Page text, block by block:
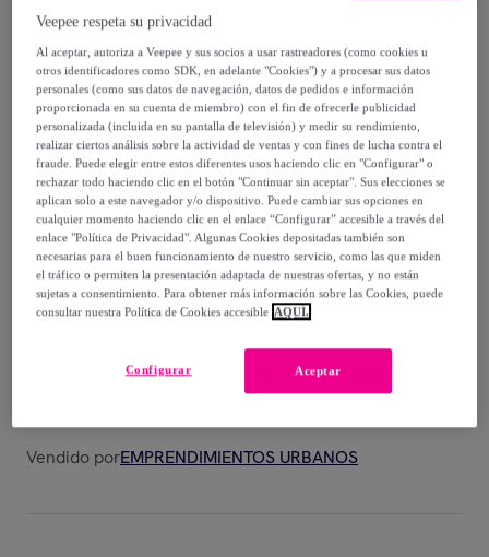
Martillo de emergencia multifunción Seleter,
con linterna LED, rompecristales,
cortacinturones y pilas de botón incluidas.
Modelo: Martillo de emergencia
multifunción Seleter, con linterna LED,
rompecristales, cortacinturones y pilas de
botón incluidas.
7,99 €
14,99 €
Posible recogida de tu antiguo producto,ver condiciones
Vendido porEMPRENDIMIENTOS URBANOS
Veepee respeta su privacidad
Al aceptar, autoriza a Veepee y sus socios a usar rastreadores (como cookies u
otros identificadores como SDK, en adelante "Cookies") y a procesar sus datos
personales (como sus datos de navegación, datos de pedidos e información
proporcionada en su cuenta de miembro) con el fin de ofrecerle publicidad
personalizada (incluida en su pantalla de televisión) y medir su rendimiento,
realizar ciertos análisis sobre la actividad de ventas y con fines de lucha contra el
fraude. Puede elegir entre estos diferentes usos haciendo clic en "Configurar" o
rechazar todo haciendo clic en el botón "Continuar sin aceptar". Sus elecciones se
aplican solo a este navegador y/o dispositivo. Puede cambiar sus opciones en
cualquier momento haciendo clic en el enlace “Configurar” accesible a través del
enlace "Política de Privacidad". Algunas Cookies depositadas también son
necesarias para el buen funcionamiento de nuestro servicio, como las que miden
el tráfico o permiten la presentación adaptada de nuestras ofertas, y no están
sujetas a consentimiento. Para obtener más información sobre las Cookies, puede
consultar nuestra Política de Cookies accesible AQUÍ.
Aceptar
Configurar